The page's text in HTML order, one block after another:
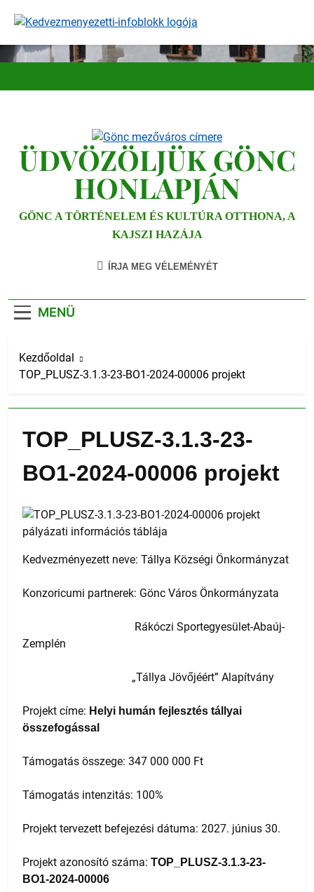
ÜDVÖZÖLJÜK GÖNC
HONLAPJÁN
GÖNC A TÖRTÉNELEM ÉS KULTÚRA OTTHONA, A
KAJSZI HAZÁJA
ÍRJA MEG VÉLEMÉNYÉT
MENÜ
Kezdőoldal
TOP_PLUSZ-3.1.3-23-BO1-2024-00006 projekt
TOP_PLUSZ-3.1.3-23-
BO1-2024-00006 projekt
Kedvezményezett neve: Tállya Községi Önkormányzat
Konzoricumi partnerek: Gönc Város Önkormányzata
Rákóczi Sportegyesület-Abaúj-
Zemplén
„Tállya Jövőjéért” Alapítvány
Projekt címe: Helyi humán fejlesztés tállyai
összefogással
Támogatás összege: 347 000 000 Ft
Támogatás intenzitás: 100%
Projekt tervezett befejezési dátuma: 2027. június 30.
Projekt azonosító száma: TOP_PLUSZ-3.1.3-23-
BO1-2024-00006